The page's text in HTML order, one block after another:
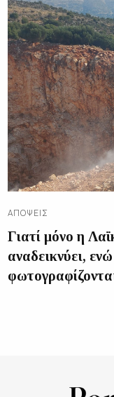
ΑΠΌΨΕΙΣ
Γιατί μόνο η
αναδεικνύει,